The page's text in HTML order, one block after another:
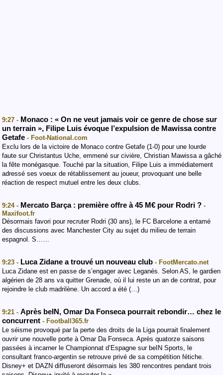
9:27 - Monaco : « On ne veut jamais voir ce genre de chose sur
un terrain », Filipe Luis évoque l’expulsion de Mawissa contre
Getafe - Foot-National.com
Exclu lors de la victoire de Monaco contre Getafe (1-0) pour une lourde
faute sur Christantus Uche, emmené sur civière, Christian Mawissa a gâché
la fête monégasque. Touché par la situation, Filipe Luis a immédiatement
adressé ses voeux de rétablissement au joueur, provoquant une belle
réaction de respect mutuel entre les deux clubs.
9:24 - Mercato Barça : première offre à 45 M€ pour Rodri ? -
Maxifoot.fr
Désormais favori pour recruter Rodri (30 ans), le FC Barcelone a entamé
des discussions avec Manchester City au sujet du milieu de terrain
espagnol. S……
9:23 - Luca Zidane a trouvé un nouveau club - FootMercato.net
Luca Zidane est en passe de s’engager avec Leganés. Selon AS, le gardien
algérien de 28 ans va quitter Grenade, où il lui reste un an de contrat, pour
rejoindre le club madrilène. Un accord a été (…)
9:21 - Après beIN, Omar Da Fonseca pourrait rebondir… chez le
concurrent - Football365.fr
Le séisme provoqué par la perte des droits de la Liga pourrait finalement
ouvrir une nouvelle porte à Omar Da Fonseca. Après quatorze saisons
passées à incarner le Championnat d’Espagne sur beIN Sports, le
consultant franco-argentin se retrouve privé de sa compétition fétiche.
Disney+ et DAZN diffuseront désormais les 380 rencontres pendant trois